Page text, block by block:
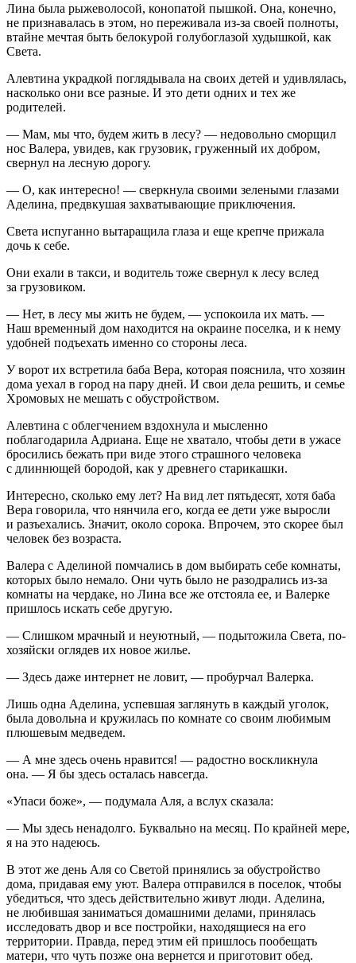
Лина была рыжеволосой, конопатой пышкой. Она, конечно,
не признавалась в этом, но переживала из-за своей полноты,
втайне мечтая быть белокурой голубоглазой худышкой, как
Света.
Алевтина украдкой поглядывала на своих детей и удивлялась,
насколько они все разные. И это дети одних и тех же
родителей.
— Мам, мы что, будем жить в лесу? — недовольно сморщил
нос Валера, увидев, как грузовик, груженный их добром,
свернул на лесную дорогу.
— О, как интересно! — сверкнула своими зелеными глазами
Аделина, предвкушая захватывающие приключения.
Света испуганно вытаращила глаза и еще крепче прижала
дочь к себе.
Они ехали в такси, и водитель тоже свернул к лесу вслед
за грузовиком.
— Нет, в лесу мы жить не будем, — успокоила их мать. —
Наш временный дом находится на окраине поселка, и к нему
удобней подъехать именно со стороны леса.
У ворот их встретила баба Вера, которая пояснила, что хозяин
дома уехал в город на пару дней. И свои дела решить, и семье
Хромовых не мешать с обустройством.
Алевтина с облегчением вздохнула и мысленно
поблагодарила Адриана. Еще не хватало, чтобы дети в ужасе
бросились бежать при виде этого страшного человека
с длиннющей бородой, как у древнего старикашки.
Интересно, сколько ему лет? На вид лет пятьдесят, хотя баба
Вера говорила, что нянчила его, когда ее дети уже выросли
и разъехались. Значит, около сорока. Впрочем, это скорее был
человек без возраста.
Валера с Аделиной помчались в дом выбирать себе комнаты,
которых было немало. Они чуть было не разодрались из-за
комнаты на чердаке, но Лина все же отстояла ее, и Валерке
пришлось искать себе другую.
— Слишком мрачный и неуютный, — подытожила Света, по-
хозяйски оглядев их новое жилье.
— Здесь даже интернет не ловит, — пробурчал Валерка.
Лишь одна Аделина, успевшая заглянуть в каждый уголок,
была довольна и кружилась по комнате со своим любимым
плюшевым медведем.
— А мне здесь очень нравится! — радостно воскликнула
она. — Я бы здесь осталась навсегда.
«Упаси боже», — подумала Аля, а вслух сказала:
— Мы здесь ненадолго. Буквально на месяц. По крайней мере,
я на это надеюсь.
В этот же день Аля со Светой принялись за обустройство
дома, придавая ему уют. Валера отправился в поселок, чтобы
убедиться, что здесь действительно живут люди. Аделина,
не любившая заниматься домашними делами, принялась
исследовать двор и все постройки, находящиеся на его
территории. Правда, перед этим ей пришлось пообещать
матери, что чуть позже она вернется и приготовит обед.